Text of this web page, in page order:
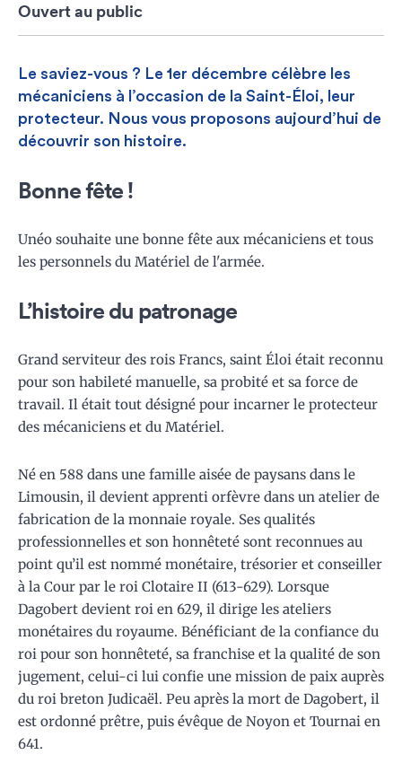
Ouvert au public
Le saviez-vous ? Le 1er décembre célèbre les
mécaniciens à l’occasion de la Saint-Éloi, leur
protecteur. Nous vous proposons aujourd’hui de
découvrir son histoire.
Bonne fête !
Unéo souhaite une bonne fête aux mécaniciens et tous
les personnels du Matériel de l'armée.
L’histoire du patronage
Grand serviteur des rois Francs, saint Éloi était reconnu
pour son habileté manuelle, sa probité et sa force de
travail. Il était tout désigné pour incarner le protecteur
des mécaniciens et du Matériel.
Né en 588 dans une famille aisée de paysans dans le
Limousin, il devient apprenti orfèvre dans un atelier de
fabrication de la monnaie royale. Ses qualités
professionnelles et son honnêteté sont reconnues au
point qu’il est nommé monétaire, trésorier et conseiller
à la Cour par le roi Clotaire II (613-629). Lorsque
Dagobert devient roi en 629, il dirige les ateliers
monétaires du royaume. Bénéficiant de la confiance du
roi pour son honnêteté, sa franchise et la qualité de son
jugement, celui-ci lui confie une mission de paix auprès
du roi breton Judicaël. Peu après la mort de Dagobert, il
est ordonné prêtre, puis évêque de Noyon et Tournai en
641.